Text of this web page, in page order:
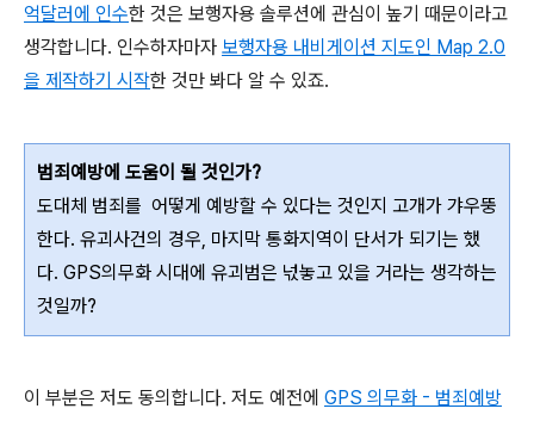
억달러에 인수한 것은 보행자용 솔루션에 관심이 높기 때문이라고
생각합니다. 인수하자마자 보행자용 내비게이션 지도인 Map 2.0
을 제작하기 시작한 것만 봐다 알 수 있죠.
범죄예방에 도움이 될 것인가?
도대체 범죄를 어떻게 예방할 수 있다는 것인지 고개가 갸우뚱
한다. 유괴사건의 경우, 마지막 통화지역이 단서가 되기는 했
다. GPS의무화 시대에 유괴범은 넋놓고 있을 거라는 생각하는
것일까?
이 부분은 저도 동의합니다. 저도 예전에 GPS 의무화 - 범죄예방